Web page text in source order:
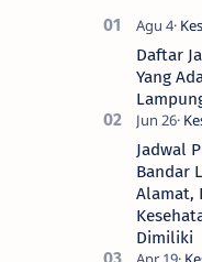
Daftar
Yang
Jadwal
Bandar
Alamat,
Dimiliki